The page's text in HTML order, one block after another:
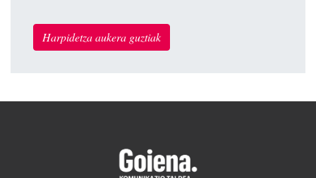
Harpidetza aukera guztiak